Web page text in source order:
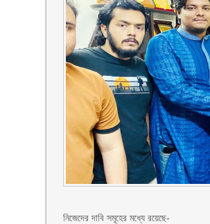
নিজেদের দাবি সমূহের মধ্যে রয়েছে-